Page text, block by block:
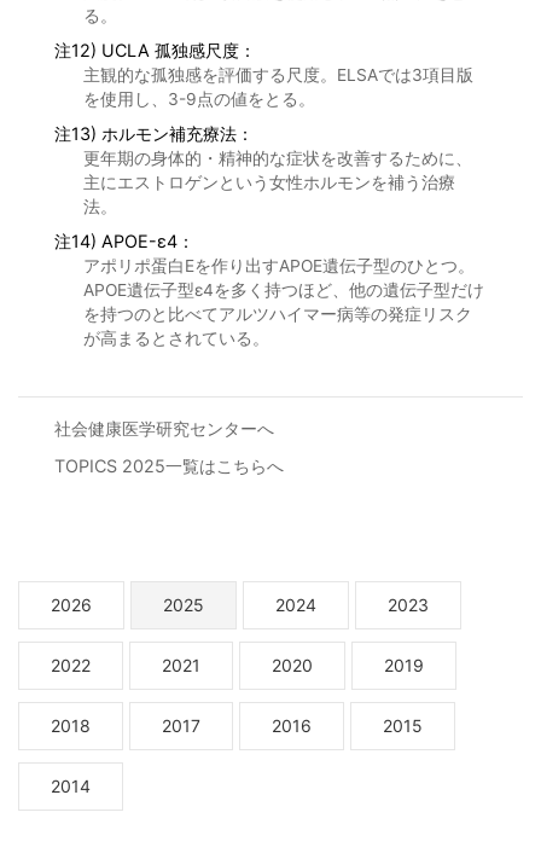
る。
注12) UCLA 孤独感尺度：
主観的な孤独感を評価する尺度。ELSAでは3項目版
を使用し、3-9点の値をとる。
注13) ホルモン補充療法：
更年期の身体的・精神的な症状を改善するために、
主にエストロゲンという女性ホルモンを補う治療
法。
注14) APOE-ε4：
アポリポ蛋白Eを作り出すAPOE遺伝子型のひとつ。
APOE遺伝子型ε4を多く持つほど、他の遺伝子型だけ
を持つのと比べてアルツハイマー病等の発症リスク
が高まるとされている。
社会健康医学研究センターへ
TOPICS 2025一覧はこちらへ
2026 2025 2024 2023
2022 2021 2020 2019
2018 2017 2016 2015
2014